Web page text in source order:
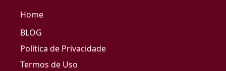
Home
BLOG
Política de Privacidade
Termos de Uso